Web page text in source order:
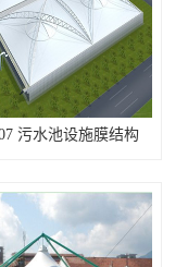
污水池设施膜结构